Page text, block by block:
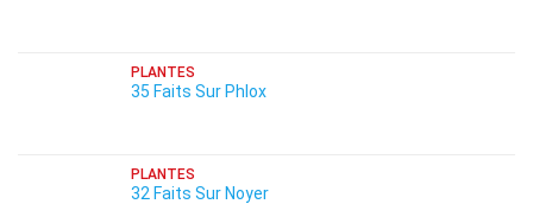
PLANTES
35 Faits Sur Phlox
PLANTES
32 Faits Sur Noyer